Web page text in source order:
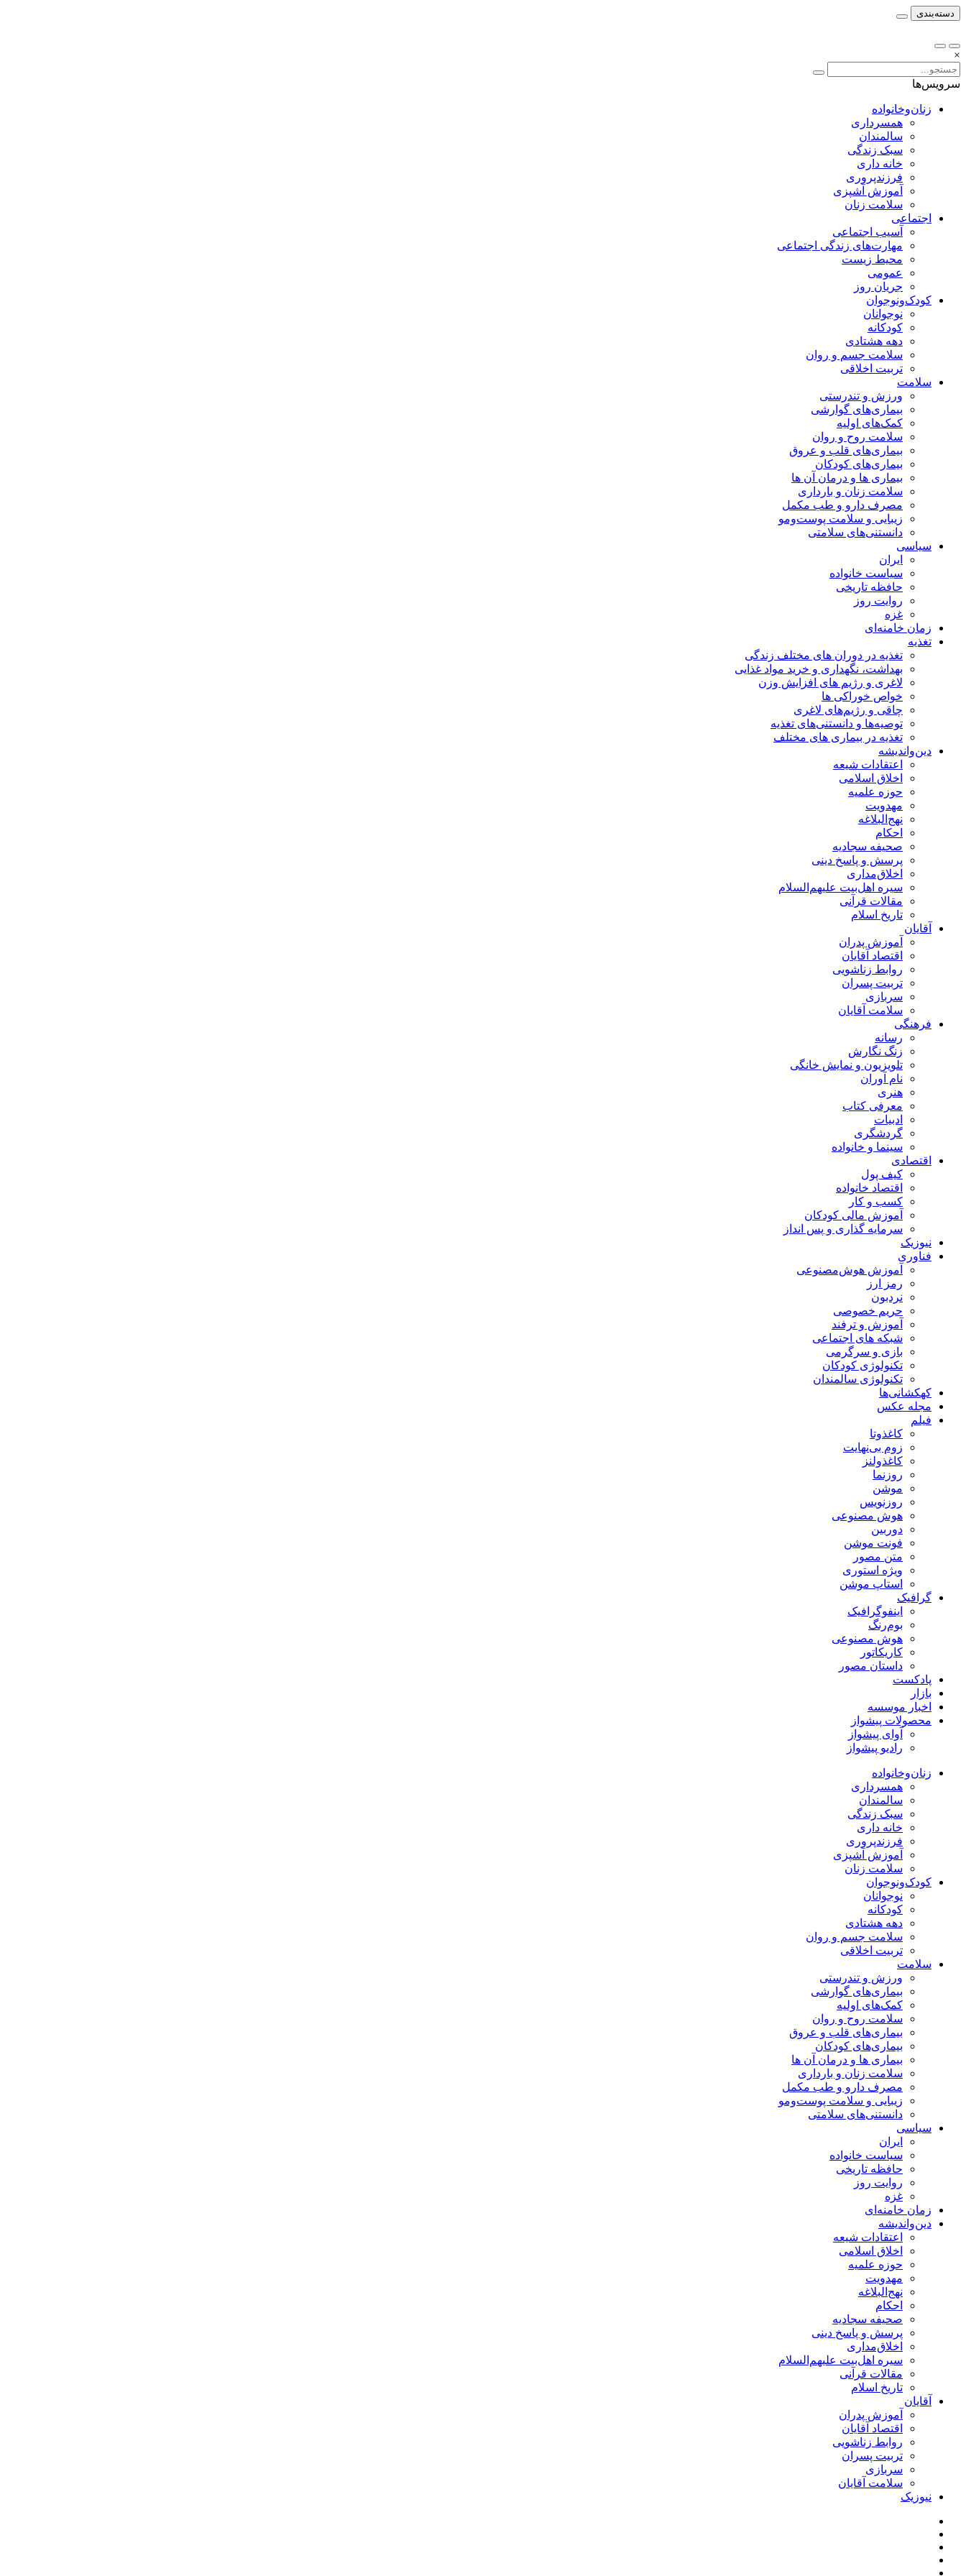
دسته‌بندی
×
سرویس‌ها
زنان‌وخانواده
همسرداری
سالمندان
سبک زندگی
خانه داری
فرزندپروری
آموزش آشپزی
سلامت زنان
اجتماعی
آسیب اجتماعی
مهارت‌های زندگی اجتماعی
محیط زیست
عمومی
جریان روز
کودک‌ونوجوان
نوجوانان
کودکانه
دهه هشتادی
سلامت جسم و روان
تربیت اخلاقی
سلامت
ورزش و تندرستی
بیماری‌های گوارشی
کمک‌های اولیه
سلامت روح و روان
بیماری‌های قلب و عروق
بیماری‌های کودکان
بیماری ها و درمان آن ها
سلامت زنان و بارداری
مصرف دارو و طب مکمل
زیبایی و سلامت پوست‌ومو
دانستنی‌های سلامتی
سیاسی
ایران
سیاست خانواده
حافظه تاریخی
روایت روز
غزه
زمان خامنه‌ای
تغذیه
تغذیه در دوران های مختلف زندگی
بهداشت، نگهداری و خرید مواد غذایی
لاغری و رژیم های افزایش وزن
خواص خوراكی ها
چاقی و رژیم‌های لاغری
توصیه‌ها و دانستنی‌های تغذیه
تغذیه در بیماری های مختلف
دین‌واندیشه
اعتقادات شیعه
اخلاق اسلامی
حوزه علمیه
مهدویت
نهج‌البلاغه
احکام
صحیفه سجادیه
پرسش و پاسخ دینی
اخلاق‌مداری
سیره اهل‌بیت علیهم‌السلام
مقالات قرآنی
تاریخ اسلام
آقایان
آموزش پدران
اقتصاد آقایان
روابط زناشویی
تربیت پسران
سربازی
سلامت آقایان
فرهنگی
رسانه
زنگ نگارش
تلویزیون و نمایش خانگی
نام آوران
هنری
معرفی کتاب
ادبیات
گردشگری
سینما و خانواده
اقتصادی
کیف پول
اقتصاد خانواده
کسب و کار
آموزش مالی کودکان
سرمایه گذاری و پس انداز
نیوزیک
فناوری
آموزش هوش‌مصنوعی
رمز ارز
نردبون
حریم خصوصی
آموزش و ترفند
شبکه های اجتماعی
بازی و سرگرمی
تکنولوژی کودکان
تکنولوژی سالمندان
کهکشانی‌ها
مجله عکس
فیلم
کاغذوتا
زوم بی‌نهایت
کاغذولنز
روزنما
موشن
روزنویس
هوش مصنوعی
دوربین
فونت موشن
متن مصور
ویژه استوری
استاپ موشن
گرافیک
اینفوگرافیک
بوم‌رنگ
هوش مصنوعی
کاریکاتور
داستان مصور
پادکست
بازار
اخبار موسسه
محصولات پیشواز
آوای پیشواز
رادیو پیشواز
زنان‌وخانواده
همسرداری
سالمندان
سبک زندگی
خانه داری
فرزندپروری
آموزش آشپزی
سلامت زنان
کودک‌ونوجوان
نوجوانان
کودکانه
دهه هشتادی
سلامت جسم و روان
تربیت اخلاقی
سلامت
ورزش و تندرستی
بیماری‌های گوارشی
کمک‌های اولیه
سلامت روح و روان
بیماری‌های قلب و عروق
بیماری‌های کودکان
بیماری ها و درمان آن ها
سلامت زنان و بارداری
مصرف دارو و طب مکمل
زیبایی و سلامت پوست‌ومو
دانستنی‌های سلامتی
سیاسی
ایران
سیاست خانواده
حافظه تاریخی
روایت روز
غزه
زمان خامنه‌ای
دین‌واندیشه
اعتقادات شیعه
اخلاق اسلامی
حوزه علمیه
مهدویت
نهج‌البلاغه
احکام
صحیفه سجادیه
پرسش و پاسخ دینی
اخلاق‌مداری
سیره اهل‌بیت علیهم‌السلام
مقالات قرآنی
تاریخ اسلام
آقایان
آموزش پدران
اقتصاد آقایان
روابط زناشویی
تربیت پسران
سربازی
سلامت آقایان
نیوزیک